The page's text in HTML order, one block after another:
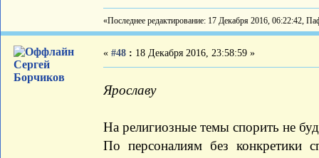
«Последнее редактирование: 17 Декабря 2016, 06:22:42,
Сергей
Борчиков
« #48 : 18 Декабря 2016, 23:58:59 »
Ярославу
На религиозные темы спорить не
По персоналиям без конкретики